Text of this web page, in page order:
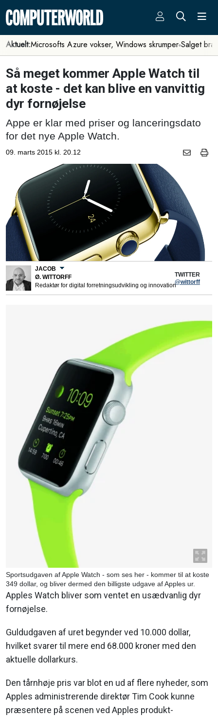
Aktuelt:Microsofts Azure vokser, Windows skrumper Salget
Så meget kommer Apple Watch til
at koste - det kan blive en vanvittig
dyr fornøjelse
Appe er klar med priser og lanceringsdato
for det nye Apple Watch.
09. marts 2015 kl. 20.12
JACOB
Ø. WITTORFF
Redaktør for digital forretningsudvikling og innovation
TWITTER
@wittorff
Sportsudgaven af Apple Watch - som ses her - kommer til at koste
349 dollar, og bliver dermed den billigste udgave af Apples ur.
Apples Watch bliver som ventet en usædvanlig dyr
fornøjelse.
Guldudgaven af uret begynder ved 10.000 dollar,
hvilket svarer til mere end 68.000 kroner med den
aktuelle dollarkurs.
Den tårnhøje pris var blot en ud af flere nyheder, som
Apples administrerende direktør Tim Cook kunne
præsentere på scenen ved Apples produkt-